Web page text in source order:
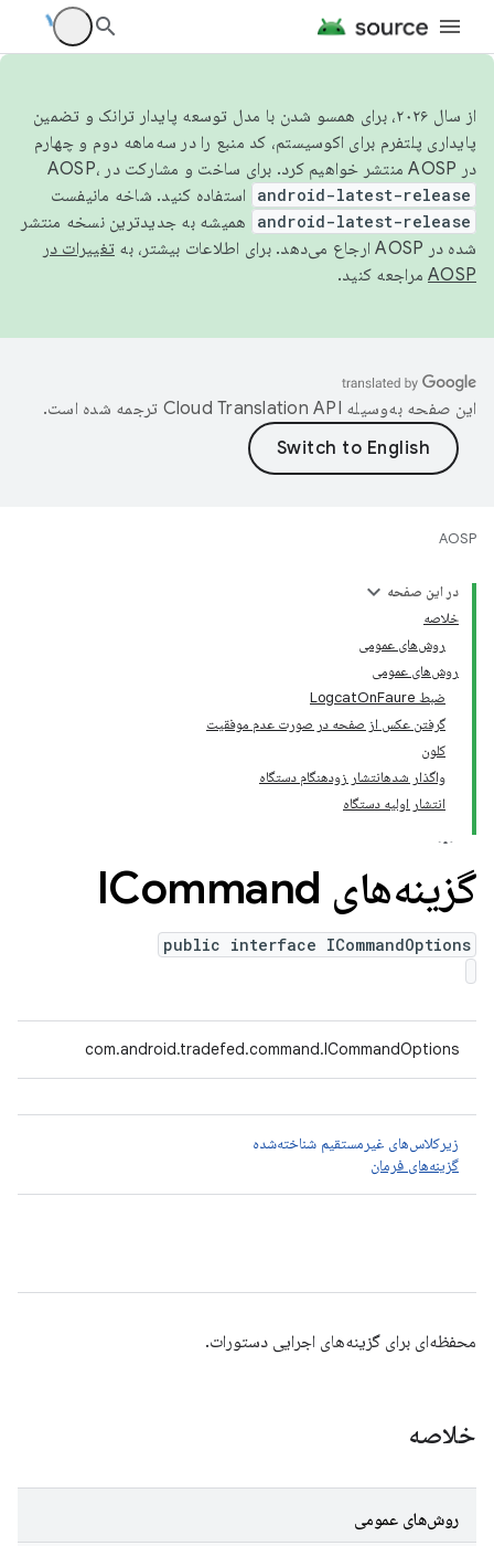
از سال ۲۰۲۶، برای همسو شدن با مدل توسعه پایدار ترانک و تضمین
پایداری پلتفرم برای اکوسیستم، کد منبع را در سه‌ماهه دوم و چهارم
در AOSP منتشر خواهیم کرد. برای ساخت و مشارکت در AOSP،
android-latest-release استفاده کنید. شاخه مانیفست
android-latest-release
همیشه به جدیدترین نسخه منتشر
شده در AOSP ارجاع می‌دهد. برای اطلاعات بیشتر، به
تغییرات در
AOSP مراجعه کنید.
این صفحه به‌وسیله ترجمه شده است.
AOSP
در این صفحه
خلاصه
روش‌های عمومی
روش‌های عمومی
ضبط LogcatOnFaure
گرفتن عکس از صفحه در صورت عدم موفقیت
کلون
واگذار شدهانتشار زودهنگام دستگاه
انتشار اولیه دستگاه
گزینه‌های ICommand
public interface ICommandOptions
com.android.tradefed.command.ICommandOptions
زیرکلاس‌های غیرمستقیم شناخته‌شده
گزینه‌های فرمان
محفظه‌ای برای گزینه‌های اجرایی دستورات.
خلاصه
روش‌های عمومی